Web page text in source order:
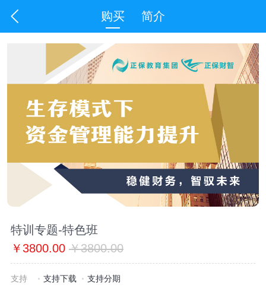
购买 简介
特训专题-特色班
￥ 3800.00 ￥3800.00
支持 · 支持下载 · 支持分期